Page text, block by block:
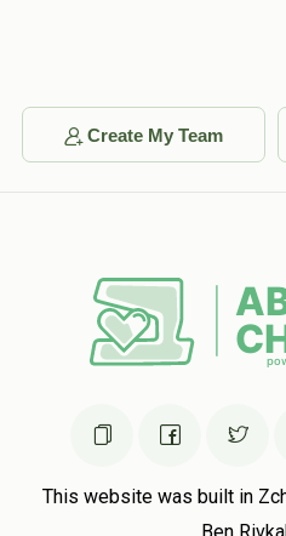
Create My Team
This website was built in